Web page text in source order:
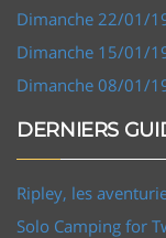
Dimanche 22/01/
Dimanche 15/01/
Dimanche 08/01/
DERNIERS
Ripley, les
Solo Camping for